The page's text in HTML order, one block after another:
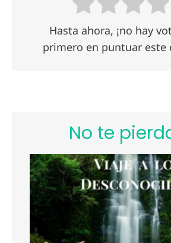
Hasta ahora, ¡no hay
primero en puntuar este
No te